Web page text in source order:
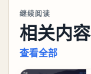
继续阅读
相关内容
查看全部